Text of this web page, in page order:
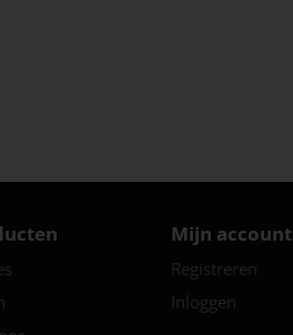
Mijn account
Registreren
Inloggen